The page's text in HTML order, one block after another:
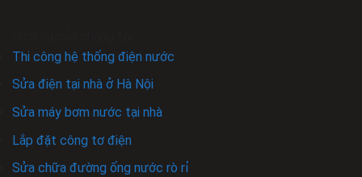
Thi công hệ thống điện nước
Sửa điện tại nhà ở Hà Nội
Sửa máy bơm nước tại nhà
Lắp đặt công tơ điện
Sửa chữa đường ống nước rò rỉ